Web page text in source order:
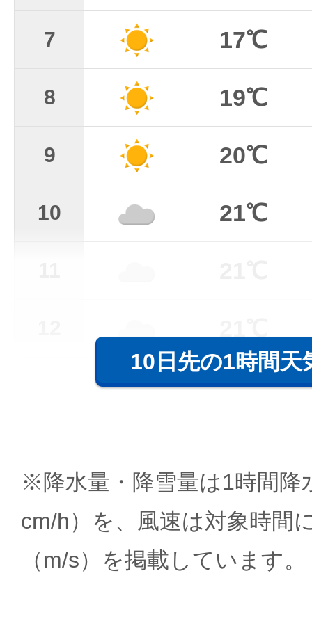
7 17℃
8 19℃
9 20℃
10 21℃
10日先の1時間天
※降水量・降雪量は1時間降
cm/h）を、風速は対象時間
（m/s）を掲載しています。